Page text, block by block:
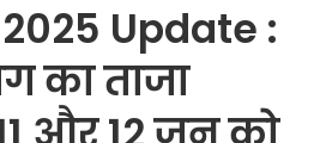
Update :
का ताजा